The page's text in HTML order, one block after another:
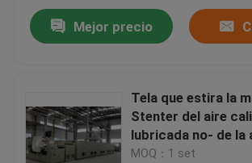
Mejor precio
Tela que estira la
Stenter del aire
lubricada no- de la
de Stenter
MOQ：1 set